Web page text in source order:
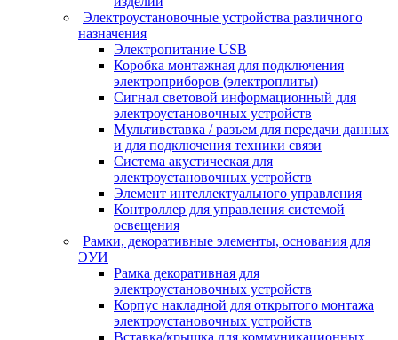
Электроустановочные устройства различного
назначения
Электропитание USB
Коробка монтажная для подключения
электроприборов (электроплиты)
Сигнал световой информационный для
электроустановочных устройств
Мультивставка / разъем для передачи данных
и для подключения техники связи
Система акустическая для
электроустановочных устройств
Элемент интеллектуального управления
Контроллер для управления системой
освещения
Рамки, декоративные элементы, основания для
ЭУИ
Рамка декоративная для
электроустановочных устройств
Корпус накладной для открытого монтажа
электроустановочных устройств
Вставка/крышка для коммуникационных